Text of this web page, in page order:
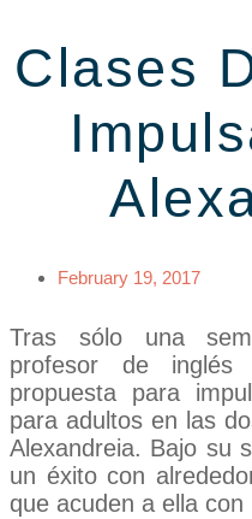
Clases
February 19, 2017
Tras sólo una
profesor de inglés
propuesta para
para adultos en las
Alexandreia. Bajo su
un éxito con
que acuden a ella con